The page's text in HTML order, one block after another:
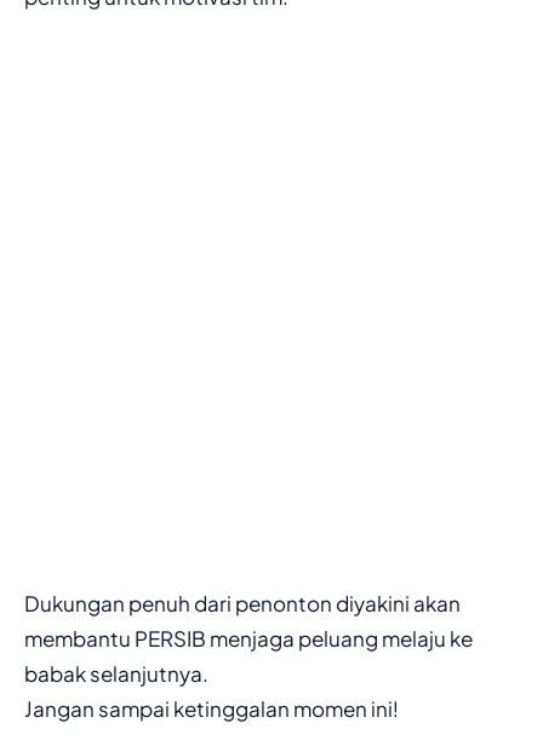
Dukungan penuh dari penonton diyakini akan
membantu PERSIB menjaga peluang melaju ke
babak selanjutnya.
Jangan sampai ketinggalan momen ini!